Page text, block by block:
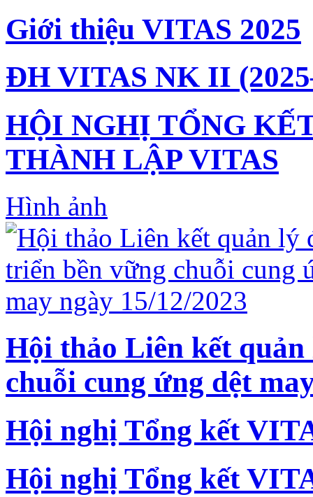
Giới thiệu VITAS 2025
ĐH VITAS NK II
HỘI NGHỊ TỔNG
THÀNH LẬP VITAS
Hình ảnh
Hội thảo Liên kết
chuỗi cung ứng dệt
Hội nghị Tổng kết
Hội nghị Tổng kết